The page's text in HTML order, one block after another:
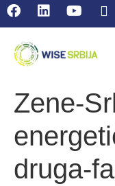
Zene-
druga-